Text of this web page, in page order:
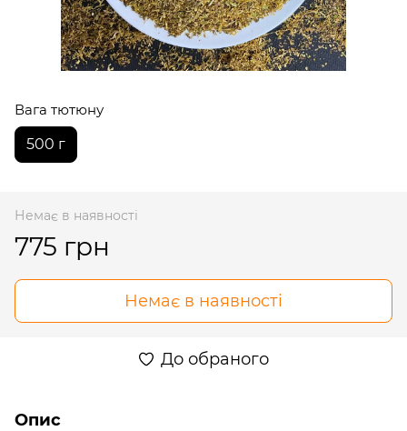
Вага тютюну
500 г
Немає в наявності
775 грн
Немає в наявності
До обраного
Опис